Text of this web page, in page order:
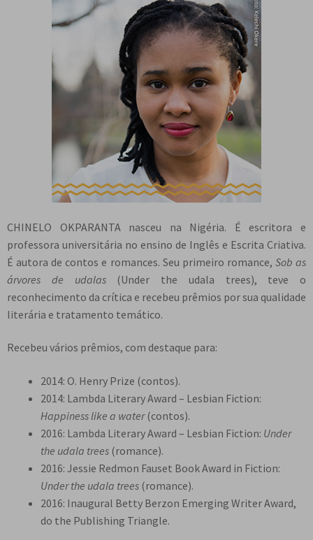
CHINELO OKPARANTA nasceu na Nigéria. É escritora e
professora universitária no ensino de Inglês e Escrita Criativa.
É autora de contos e romances. Seu primeiro romance, Sob as
árvores de udalas(Under the udala trees), teve o
reconhecimento da crítica e recebeu prêmios por sua qualidade
literária e tratamento temático.
Recebeu vários prêmios, com destaque para:
2014: O. Henry Prize (contos).
2014: Lambda Literary Award – Lesbian Fiction:
Happiness like a water(contos).
2016: Lambda Literary Award – Lesbian Fiction: Under
the udala trees (romance).
2016: Jessie Redmon Fauset Book Award in Fiction:
Under the udala trees (romance).
2016: Inaugural Betty Berzon Emerging Writer Award,
do the Publishing Triangle.